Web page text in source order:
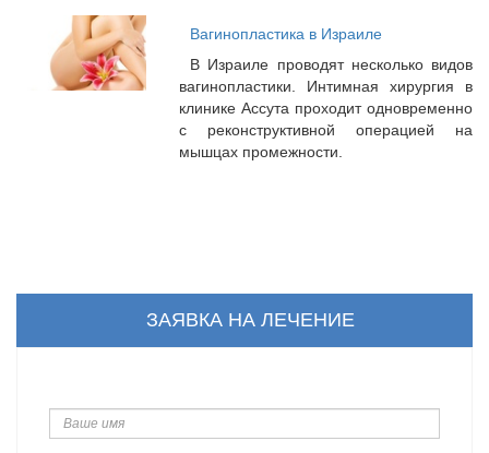
Вагинопластика в Израиле
В Израиле проводят несколько видов
вагинопластики. Интимная хирургия в
клинике Ассута проходит одновременно
с реконструктивной операцией на
мышцах промежности.
ЗАЯВКА НА ЛЕЧЕНИЕ
имя